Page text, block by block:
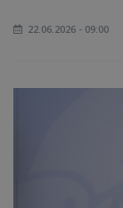
22.06.2026 - 09:00